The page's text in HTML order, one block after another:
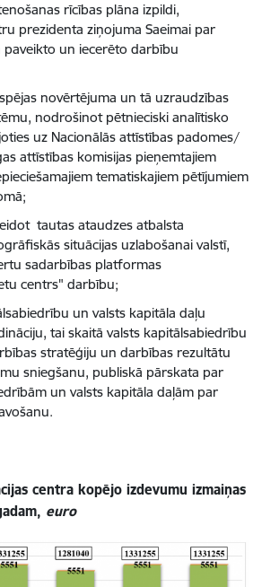
rīcības plāna izpildi,
prezidenta ziņojuma Saeimai par
un iecerēto darbību
novērtējuma un tā uzraudzības
nodrošinot pētnieciski analītisko
uz Nacionālās attīstības padomes/
attīstības komisijas pieņemtajiem
tematiskajiem pētījumiem
tautas ataudzes atbalsta
situācijas uzlabošanai valstī,
sadarbības platformas
centrs" darbību;
un valsts kapitāla daļu
tai skaitā valsts kapitālsabiedrību
stratēģiju un darbības rezultātu
sniegšanu, publiskā pārskata par
un valsts kapitāla daļām par
centra kopējo izdevumu izmaiņas
euro